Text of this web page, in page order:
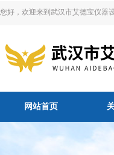
您好，欢迎来到武汉市艾德宝仪器
网站首页